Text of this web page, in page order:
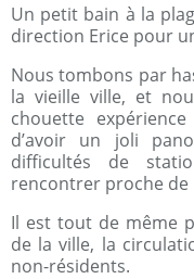
Un petit bain à la
direction Erice pour
Nous tombons par
la vieille ville, et
chouette
d’avoir un joli
difficultés de
rencontrer proche de
Il est tout de même
de la ville, la
non-résidents.